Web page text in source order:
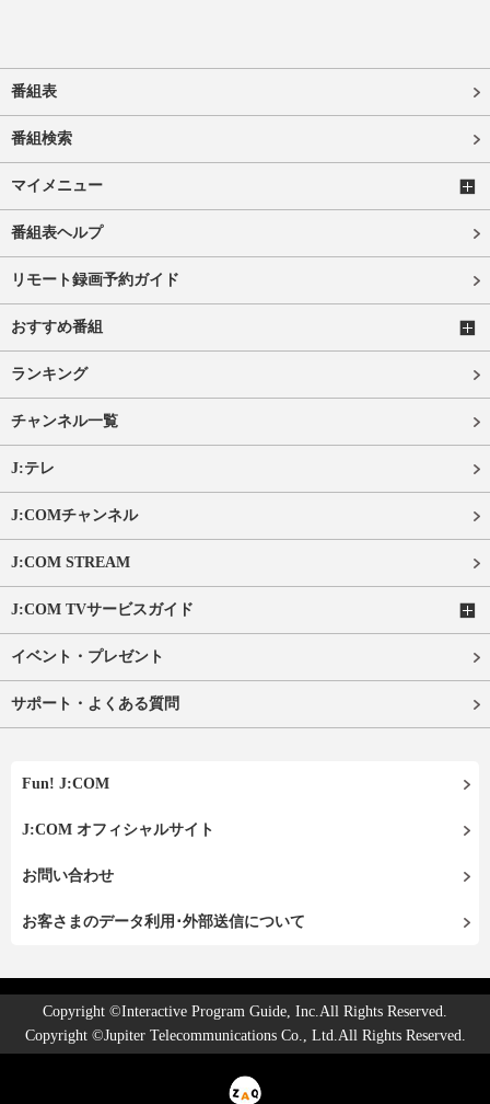
番組表
番組検索
マイメニュー
番組表ヘルプ
リモート録画予約ガイド
おすすめ番組
ランキング
チャンネル一覧
J:テレ
J:COMチャンネル
J:COM STREAM
J:COM TVサービスガイド
イベント・プレゼント
サポート・よくある質問
Fun! J:COM
J:COM オフィシャルサイト
お問い合わせ
お客さまのデータ利用･外部送信について
Copyright ©Interactive Program Guide, Inc.All Rights Reserved.
Copyright ©Jupiter Telecommunications Co., Ltd.All Rights Reserved.